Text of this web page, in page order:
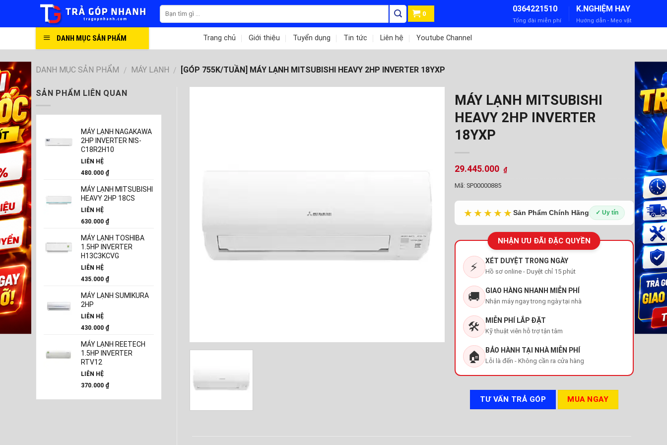
0
0364221510
Tổng đài miễn phí
K.NGHIỆM HAY
Hướng dẫn - Mẹo vặt
DANH MỤC SẢN PHẨM Trang chủ Giới thiệu Tuyển dụng Tin tức Liên hệ Youtube Channel
DANH MỤC SẢN PHẨM / MÁY LẠNH / [GÓP 755K/TUẦN] MÁY LẠNH MITSUBISHI HEAVY 2HP INVERTER 18YXP
MÁY LẠNH MITSUBISHI
HEAVY 2HP INVERTER
18YXP
29.445.000 ₫
Mã: SP00000885
★★★★★Sản Phẩm Chính Hãng ✓ Uy tín
NHẬN ƯU ĐÃI ĐẶC QUYỀN
⚡ XÉT DUYỆT TRONG NGÀY
Hồ sơ online - Duyệt chỉ 15 phút
🚚 GIAO HÀNG NHANH MIỄN PHÍ
Nhận máy ngay trong ngày tại nhà
🛠️ MIỄN PHÍ LẮP ĐẶT
Kỹ thuật viên hỗ trợ tận tâm
🏠 BẢO HÀNH TẠI NHÀ MIỄN PHÍ
Lỗi là đến - Không cần ra cửa hàng
TƯ VẤN TRẢ GÓP MUA NGAY
SẢN PHẨM LIÊN QUAN
MÁY LẠNH NAGAKAWA
2HP INVERTER NIS-
C18R2H10
LIÊN HỆ
480.000 ₫
MÁY LẠNH MITSUBISHI
HEAVY 2HP 18CS
LIÊN HỆ
630.000 ₫
MÁY LẠNH TOSHIBA
1.5HP INVERTER
H13C3KCVG
LIÊN HỆ
435.000 ₫
MÁY LẠNH SUMIKURA
2HP
LIÊN HỆ
430.000 ₫
MÁY LẠNH REETECH
1.5HP INVERTER
RTV12
LIÊN HỆ
370.000 ₫